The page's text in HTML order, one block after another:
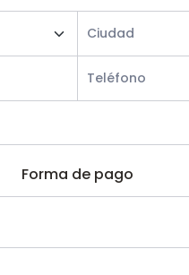
Forma de pago